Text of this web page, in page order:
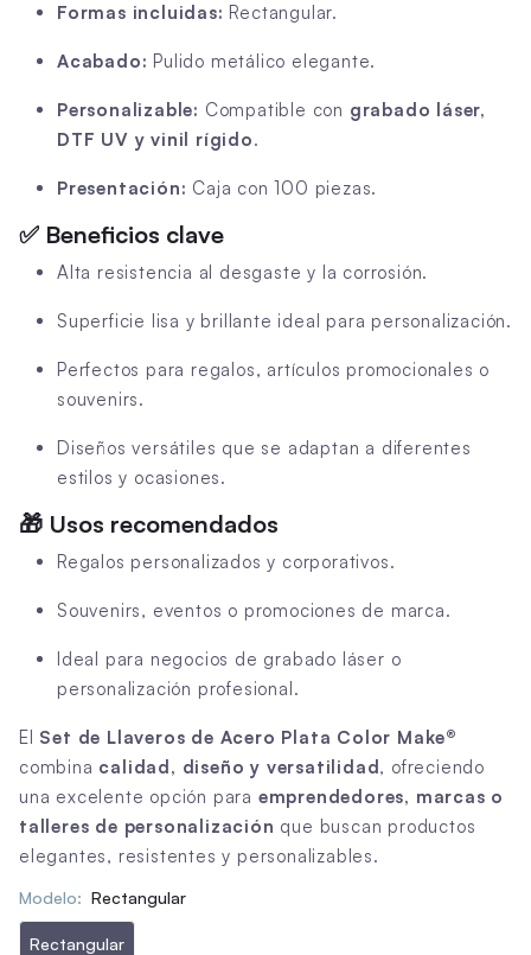
Formas incluidas: Rectangular.
Acabado: Pulido metálico elegante.
Personalizable: Compatible con grabado láser,
DTF UV y vinil rígido.
Presentación: Caja con 100 piezas.
✅ Beneficios clave
Alta resistencia al desgaste y la corrosión.
Superficie lisa y brillante ideal para personalización.
Perfectos para regalos, artículos promocionales o
souvenirs.
Diseños versátiles que se adaptan a diferentes
estilos y ocasiones.
🎁 Usos recomendados
Regalos personalizados y corporativos.
Souvenirs, eventos o promociones de marca.
Ideal para negocios de grabado láser o
personalización profesional.
El Set de Llaveros de Acero Plata Color Make®
combina calidad, diseño y versatilidad, ofreciendo
una excelente opción para emprendedores, marcas o
talleres de personalización que buscan productos
elegantes, resistentes y personalizables.
Modelo: Rectangular
Rectangular